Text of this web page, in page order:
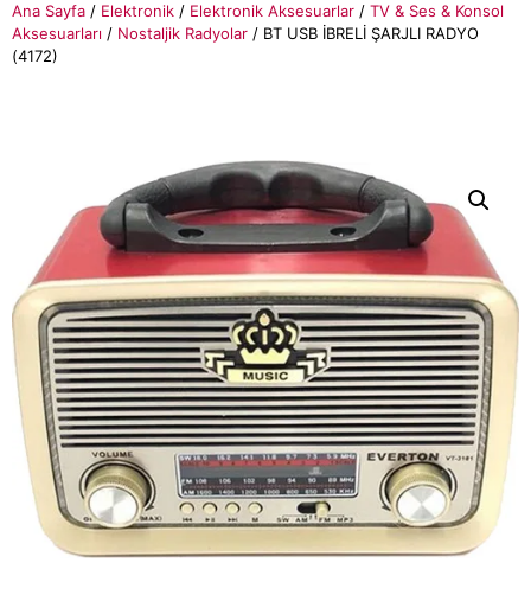
Ana Sayfa / Elektronik / Elektronik Aksesuarlar / TV & Ses & Konsol
Aksesuarları / Nostaljik Radyolar / BT USB İBRELİ ŞARJLI RADYO
(4172)